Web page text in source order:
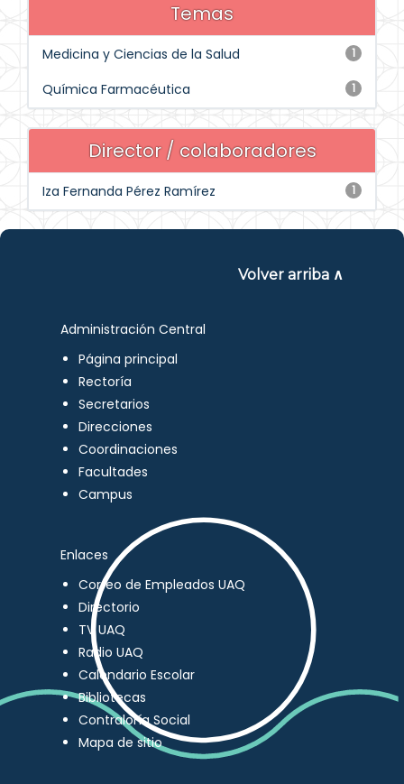
Temas
1
Medicina y Ciencias de la Salud
1
Química Farmacéutica
Director / colaboradores
1
Iza Fernanda Pérez Ramírez
Volver arriba ∧
Administración Central
Página principal
Rectoría
Secretarios
Direcciones
Coordinaciones
Facultades
Campus
Enlaces
Correo de Empleados UAQ
Directorio
TV UAQ
Radio UAQ
Calendario Escolar
Bibliotecas
Contraloría Social
Mapa de sitio